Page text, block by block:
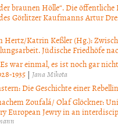
braunen Hölle“. Die
Görlitzer Kaufmanns Artur
Hertz/Katrin Keßler (Hg.):
Jüdische Friedhöfe
war einmal, es ist noch gar
1935| Jana Mikota
Die Geschichte einer Rebellin
Zoufalá/ Olaf Glöckner:
European Jewry in an